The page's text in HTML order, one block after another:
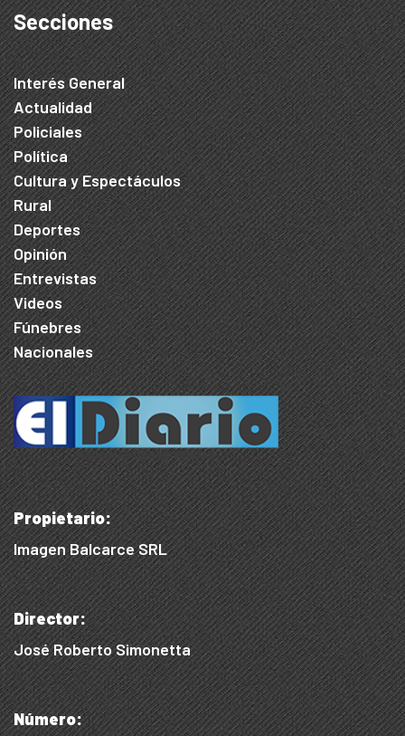
Secciones
Interés General
Actualidad
Policiales
Política
Cultura y Espectáculos
Rural
Deportes
Opinión
Entrevistas
Videos
Fúnebres
Nacionales
Propietario:
Imagen Balcarce SRL
Director:
José Roberto Simonetta
Número: